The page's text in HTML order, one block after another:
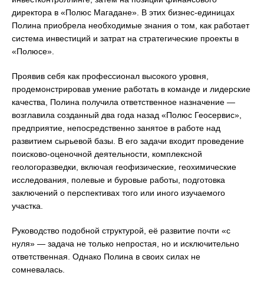
директора в «Полюс Магадане». В этих бизнес-единицах
Полина приобрела необходимые знания о том, как работает
система инвестиций и затрат на стратегические проекты в
«Полюсе».
Проявив себя как профессионал высокого уровня,
продемонстрировав умение работать в команде и лидерские
качества, Полина получила ответственное назначение —
возглавила созданный два года назад «Полюс Геосервис»,
предприятие, непосредственно занятое в работе над
развитием сырьевой базы. В его задачи входит проведение
поисково-оценочной деятельности, комплексной
геологоразведки, включая геофизические, геохимические
исследования, полевые и буровые работы, подготовка
заключений о перспективах того или иного изучаемого
участка.
Руководство подобной структурой, её развитие почти «с
нуля» — задача не только непростая, но и исключительно
ответственная. Однако Полина в своих силах не
сомневалась.